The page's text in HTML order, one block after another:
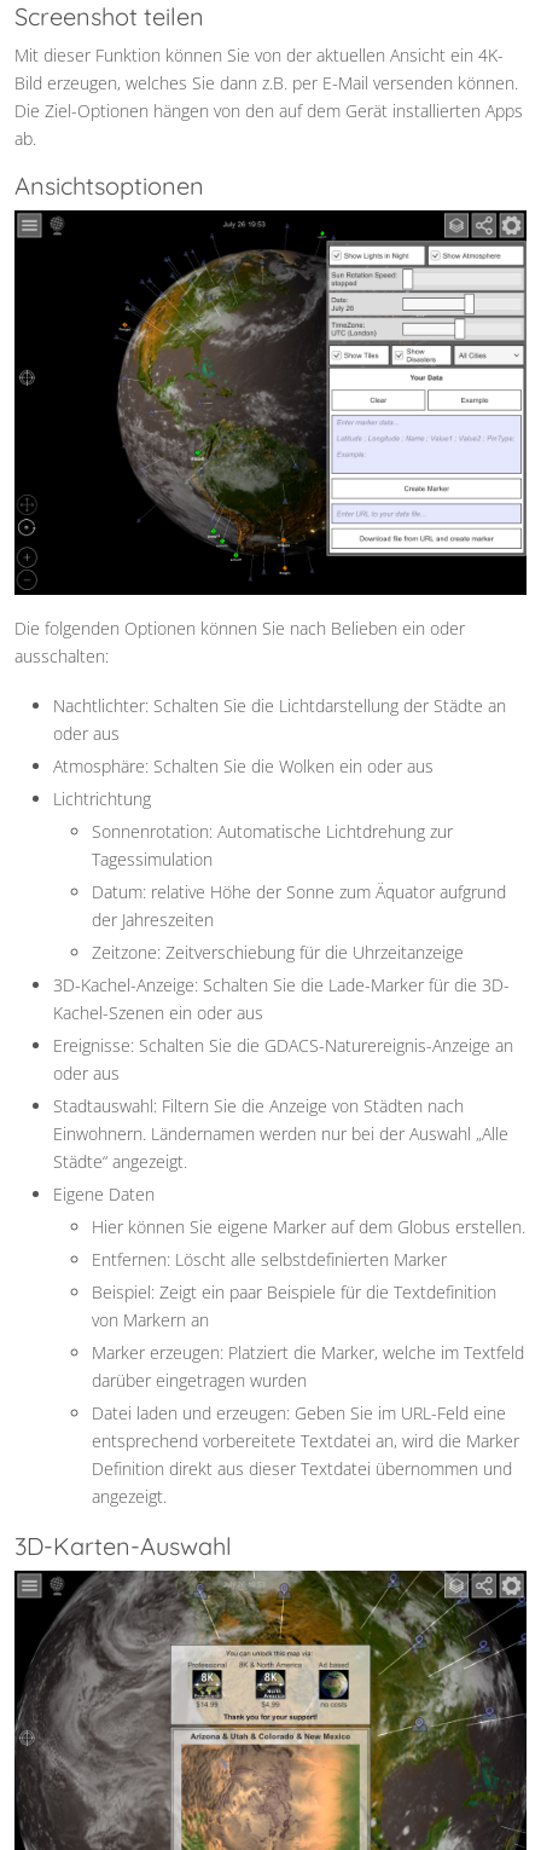
Screenshot teilen
Mit dieser Funktion können Sie von der aktuellen Ansicht ein 4K-
Bild erzeugen, welches Sie dann z.B. per E-Mail versenden können.
Die Ziel-Optionen hängen von den auf dem Gerät installierten Apps
ab.
Ansichtsoptionen
Die folgenden Optionen können Sie nach Belieben ein oder
ausschalten:
Nachtlichter: Schalten Sie die Lichtdarstellung der Städte an
oder aus
Atmosphäre: Schalten Sie die Wolken ein oder aus
Lichtrichtung
Sonnenrotation: Automatische Lichtdrehung zur
Tagessimulation
Datum: relative Höhe der Sonne zum Äquator aufgrund
der Jahreszeiten
Zeitzone: Zeitverschiebung für die Uhrzeitanzeige
3D-Kachel-Anzeige: Schalten Sie die Lade-Marker für die 3D-
Kachel-Szenen ein oder aus
Ereignisse: Schalten Sie die GDACS-Naturereignis-Anzeige an
oder aus
Stadtauswahl: Filtern Sie die Anzeige von Städten nach
Einwohnern. Ländernamen werden nur bei der Auswahl „Alle
Städte“ angezeigt.
Eigene Daten
Hier können Sie eigene Marker auf dem Globus erstellen.
Entfernen: Löscht alle selbstdefinierten Marker
Beispiel: Zeigt ein paar Beispiele für die Textdefinition
von Markern an
Marker erzeugen: Platziert die Marker, welche im Textfeld
darüber eingetragen wurden
Datei laden und erzeugen: Geben Sie im URL-Feld eine
entsprechend vorbereitete Textdatei an, wird die Marker
Definition direkt aus dieser Textdatei übernommen und
angezeigt.
3D-Karten-Auswahl